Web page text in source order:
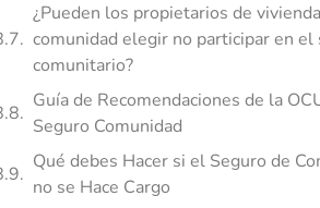
¿Pueden los propietarios de
comunidad elegir no participar en el
comunitario?
Guía de Recomendaciones de la
Seguro Comunidad
Qué debes Hacer si el Seguro de
no se Hace Cargo